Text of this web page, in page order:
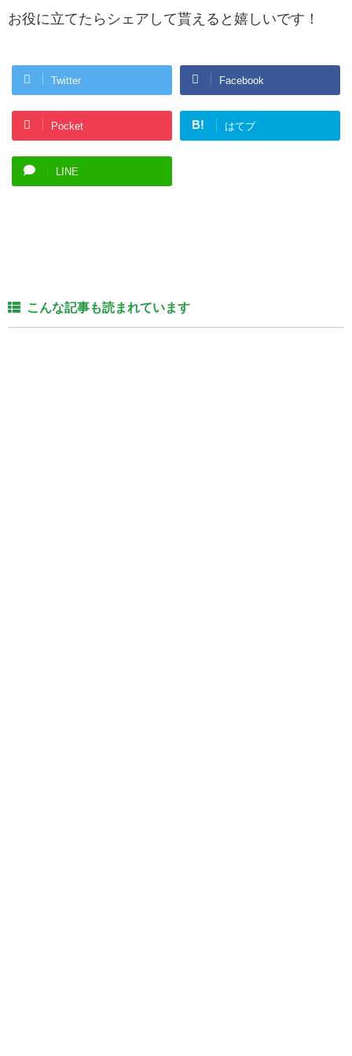
お役に立てたらシェアして貰えると嬉しいです！
Twitter Facebook
Pocket B! はてブ
LINE
こんな記事も読まれています